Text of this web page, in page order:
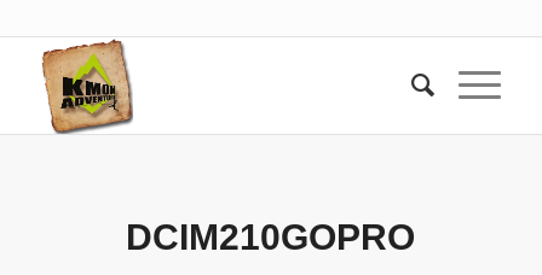
DCIM210GOPRO